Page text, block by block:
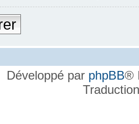
Développé par phpBB®